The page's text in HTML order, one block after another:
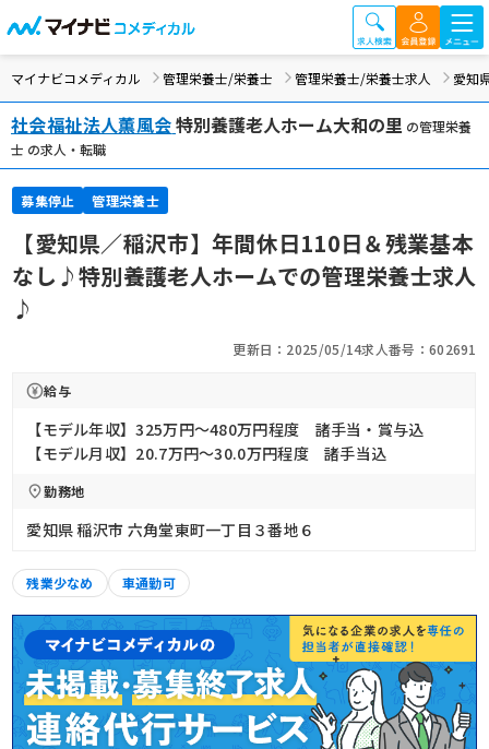
マイナビコメディカル 管理栄養士/栄養士 管理栄養士/栄養士求人 愛知
社会福祉法人薫風会特別養護老人ホーム大和の里 の管理栄養
士 の求人・転職
募集停止 管理栄養士
【愛知県／稲沢市】年間休日110日＆残業基本
なし♪特別養護老人ホームでの管理栄養士求人
♪
更新日：2025/05/14求人番号：602691
給与
【モデル年収】325万円〜480万円程度 諸手当・賞与込
【モデル月収】20.7万円〜30.0万円程度 諸手当込
勤務地
愛知県 稲沢市 六角堂東町一丁目３番地６
残業少なめ 車通勤可